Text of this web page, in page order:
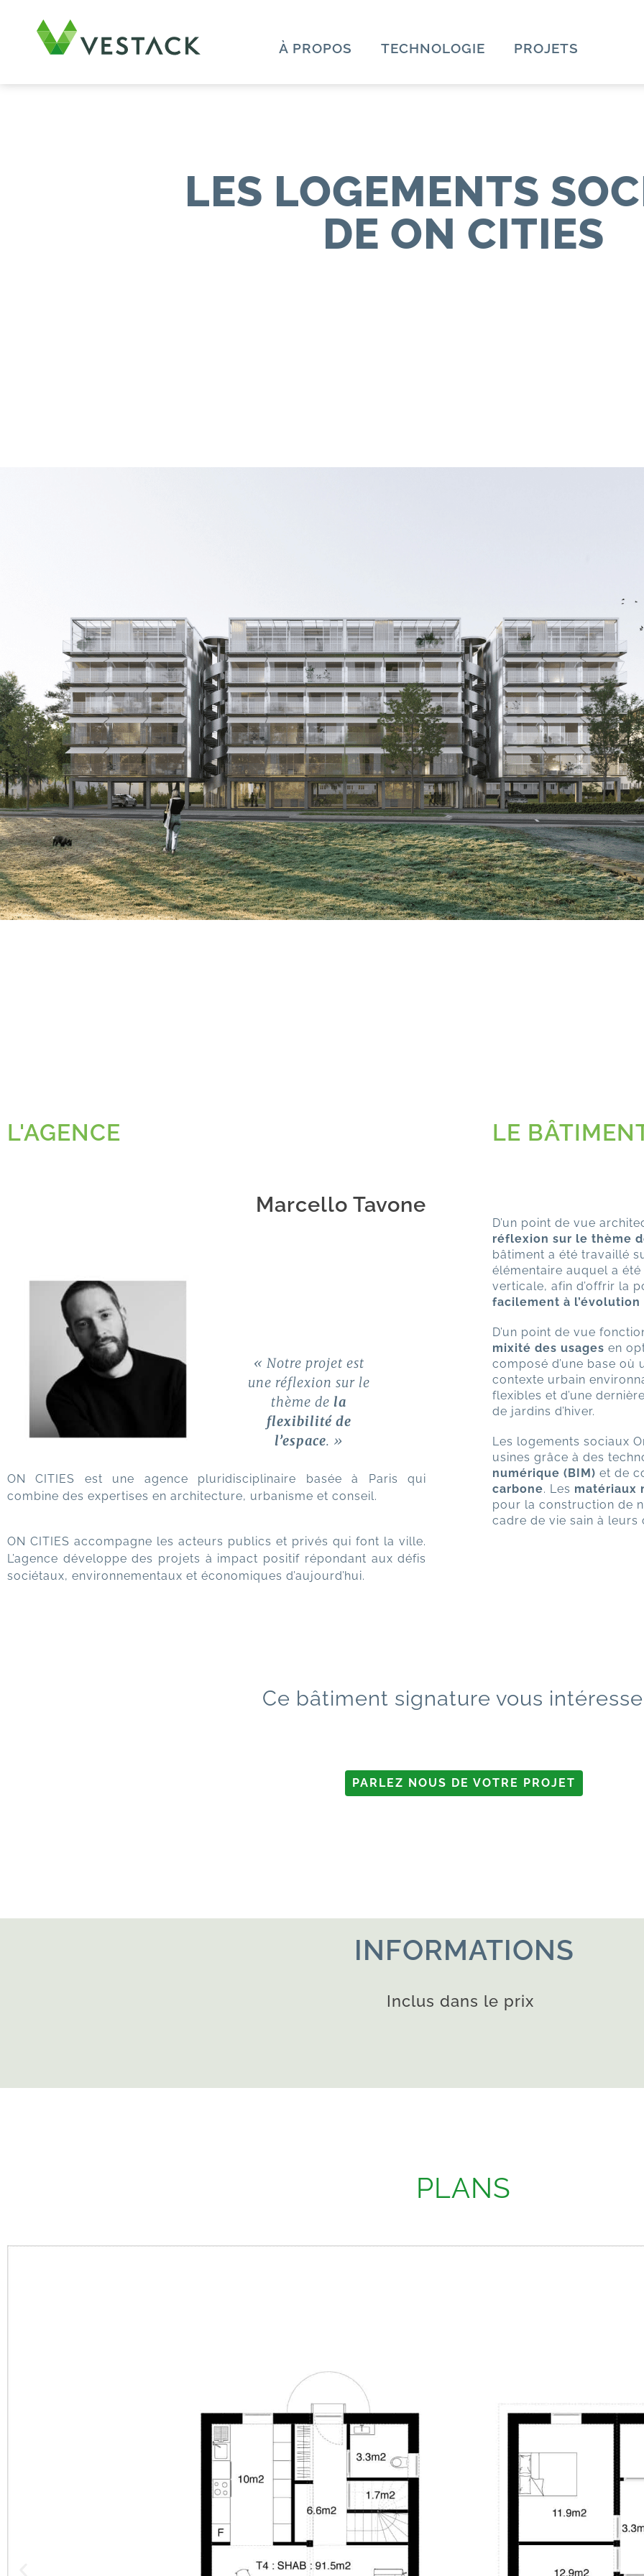
À PROPOS TECHNOLOGIE PROJETS
LES LOGEMENTS
DE ON CITIES
L'AGENCE
Marcello Tavone
« Notre projet est
une réflexion sur le
thème de la
flexibilité de
l’espace. »
ON CITIES est une agence pluridisciplinaire basée à Paris qui
combine des expertises en architecture, urbanisme et conseil.
ON CITIES accompagne les acteurs publics et privés qui font la ville.
L’agence développe des projets à impact positif répondant aux défis
sociétaux, environnementaux et économiques d’aujourd’hui.
LE
D’un point de vue
réflexion sur le thème
bâtiment a été travaillé
élémentaire auquel a
verticale, afin d’offrir la
facilement à l’évolution
D’un point de vue
mixité des usages en
composé d’une base
contexte urbain
flexibles et d’une
de jardins d’hiver.
Les logements sociaux
usines grâce à des
numérique (BIM) et de
carbone. Les matériaux
pour la construction de
cadre de vie sain à
Ce bâtiment signature vous
PARLEZ NOUS DE VOTRE PROJET
INFORMATIONS
Inclus dans le prix
PLANS